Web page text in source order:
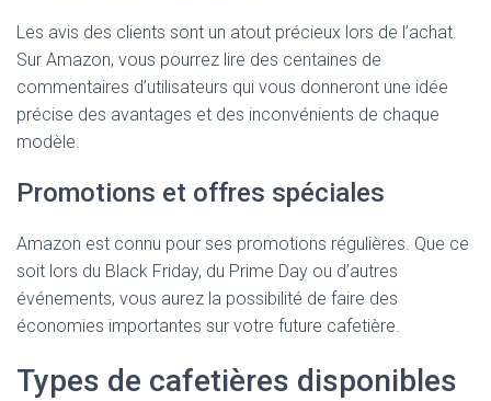
Les avis des clients sont un atout précieux lors de l’achat.
Sur Amazon, vous pourrez lire des centaines de
commentaires d’utilisateurs qui vous donneront une idée
précise des avantages et des inconvénients de chaque
modèle.
Promotions et offres spéciales
Amazon est connu pour ses promotions régulières. Que ce
soit lors du Black Friday, du Prime Day ou d’autres
événements, vous aurez la possibilité de faire des
économies importantes sur votre future cafetière.
Types de cafetières disponibles